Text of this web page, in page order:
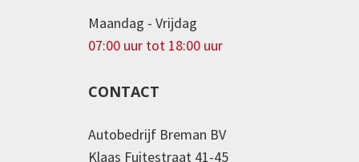
Maandag - Vrijdag
07:00 uur tot 18:00 uur
CONTACT
Autobedrijf Breman BV
Klaas Fuitestraat 41-45